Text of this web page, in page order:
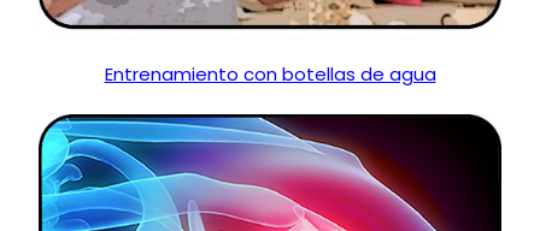
Entrenamiento con botellas de agua